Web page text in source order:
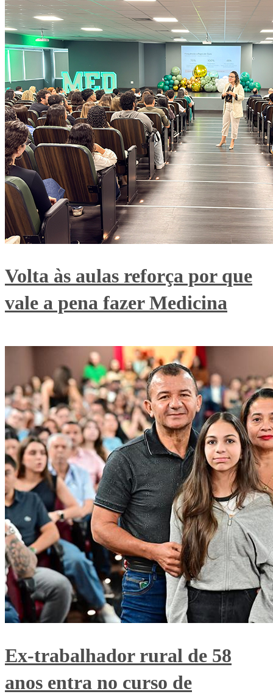
Volta às aulas reforça por que
vale a pena fazer Medicina
Ex-trabalhador rural de 58
anos entra no curso de